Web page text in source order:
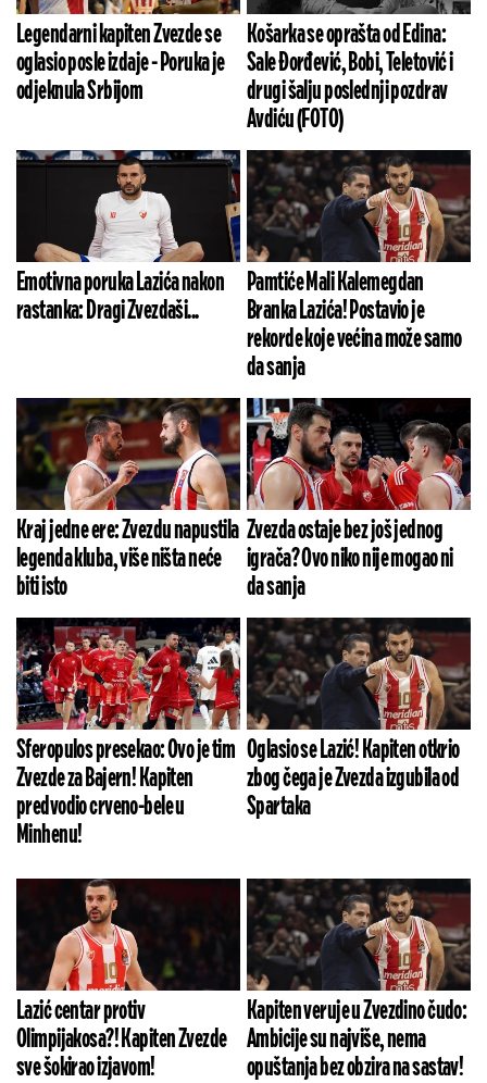
Legendarni kapiten Zvezde se
oglasio posle izdaje - Poruka je
odjeknula Srbijom
Košarka se oprašta od Edina:
Sale Đorđević, Bobi, Teletović i
drugi šalju poslednji pozdrav
Avdiću (FOTO)
Emotivna poruka Lazića nakon
rastanka: Dragi Zvezdaši...
Pamtiće Mali Kalemegdan
Branka Lazića! Postavio je
rekorde koje većina može samo
da sanja
Kraj jedne ere: Zvezdu napustila
legenda kluba, više ništa neće
biti isto
Zvezda ostaje bez još jednog
igrača? Ovo niko nije mogao ni
da sanja
Sferopulos presekao: Ovo je tim
Zvezde za Bajern! Kapiten
predvodio crveno-bele u
Minhenu!
Oglasio se Lazić! Kapiten otkrio
zbog čega je Zvezda izgubila od
Spartaka
Lazić centar protiv
Olimpijakosa?! Kapiten Zvezde
sve šokirao izjavom!
Kapiten veruje u Zvezdino čudo:
Ambicije su najviše, nema
opuštanja bez obzira na sastav!